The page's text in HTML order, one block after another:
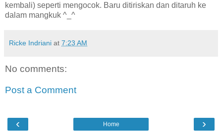
kembali) seperti mengocok. Baru ditiriskan dan ditaruh ke
dalam mangkuk ^_^
Ricke Indriani at 7:23 AM
No comments:
Post a Comment
‹ ›
Home